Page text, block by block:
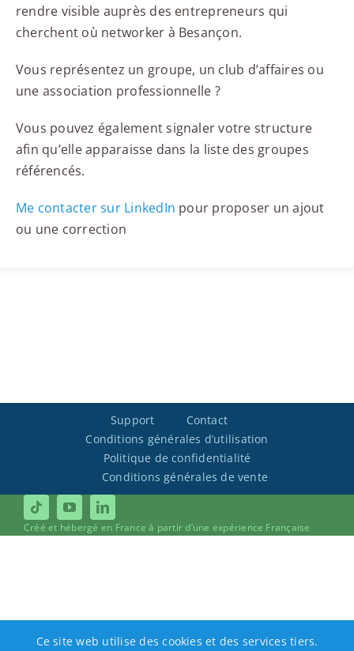
rendre visible auprès des entrepreneurs qui
cherchent où networker à Besançon.
Vous représentez un groupe, un club d’affaires ou
une association professionnelle ?
Vous pouvez également signaler votre structure
afin qu’elle apparaisse dans la liste des groupes
référencés.
Me contacter sur LinkedIn pour proposer un ajout
ou une correction
Support
Contact
Conditions générales d’utilisation
Politique de confidentialité
Conditions générales de vente
Créé et hébergé en France à partir d’une expérience Française
Ce site web utilise des cookies et des services tiers.